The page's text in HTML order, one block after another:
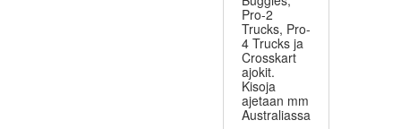
Pro-2
Trucks, Pro-
4 Trucks ja
Crosskart
ajokit.
Kisoja
ajetaan mm
Australiassa